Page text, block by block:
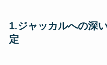
1.ジャッカルへの深
定